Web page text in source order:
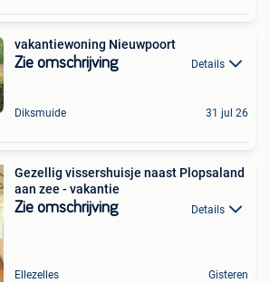
vakantiewoning Nieuwpoort
Zie omschrijving Details
Diksmuide 31 jul 26
Gezellig vissershuisje naast Plopsaland
aan zee - vakantie
Zie omschrijving Details
Ellezelles Gisteren